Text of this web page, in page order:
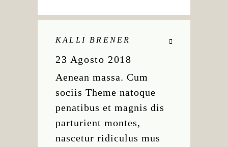
KALLI BRENER
23 Agosto 2018
Aenean massa. Cum
sociis Theme natoque
penatibus et magnis dis
parturient montes,
nascetur ridiculus mus